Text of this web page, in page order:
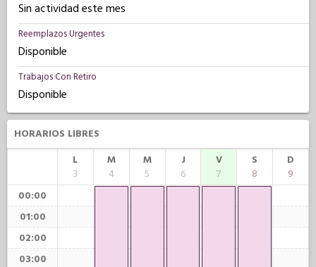
Sin actividad este mes
Reemplazos Urgentes
Disponible
Trabajos Con Retiro
Disponible
HORARIOS LIBRES
L
3
M
4
M
5
J
6
V
7
S
8
D
9
00:00
01:00
02:00
03:00